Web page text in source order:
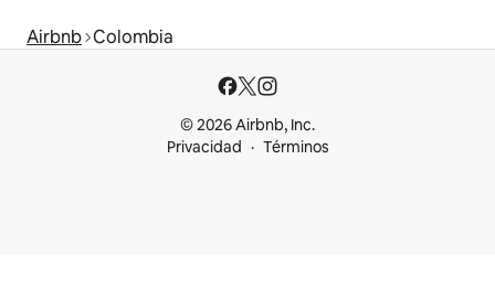
Airbnb Colombia
© 2026 Airbnb, Inc.
Privacidad
Términos